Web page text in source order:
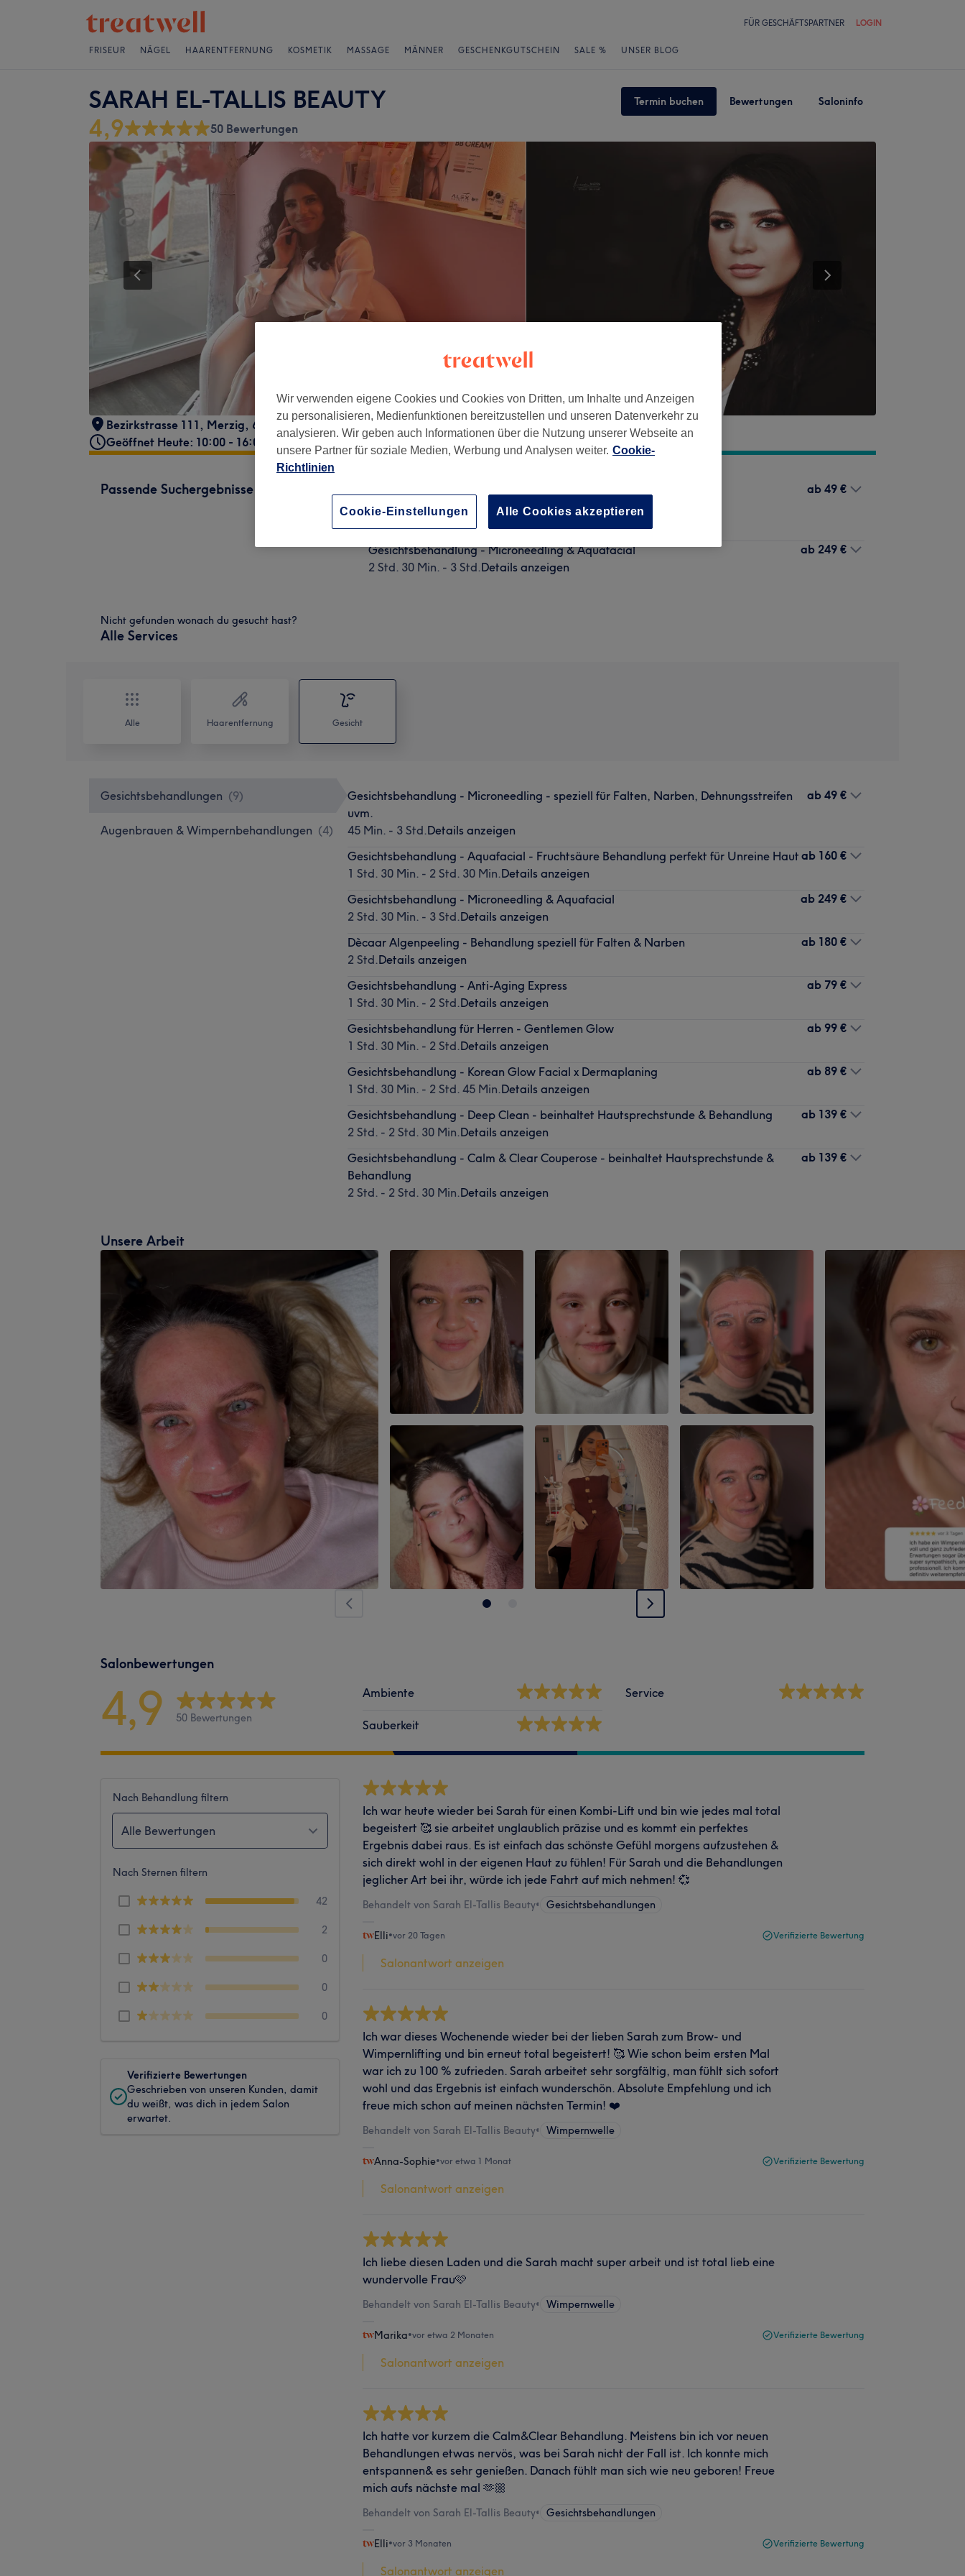
FÜR GESCHÄFTSPARTNER LOGIN
FRISEUR NÄGEL HAARENTFERNUNG KOSMETIK MASSAGE MÄNNER GESCHENKGUTSCHEIN SALE % UNSER BLOG
SARAH EL-TALLIS BEAUTY Termin buchen Bewertungen Saloninfo
4,9 50 Bewertungen
Bezirkstrasse 111 , Merzig, 66663
Geöffnet Heute: 10:00 - 16:00
Passende Suchergebnisse
Dehnungsstreifen uvm.
ab 49 €
Gesichtsbehandlung - Microneedling & Aquafacial
2 Std. 30 Min. - 3 Std.Details anzeigen
ab 249 €
Nicht gefunden wonach du gesucht hast?
Alle Services
Alle Haarentfernung Gesicht
Gesichtsbehandlungen (9)
Augenbrauen & Wimpernbehandlungen (4)
Gesichtsbehandlung - Microneedling - speziell für Falten, Narben, Dehnungsstreifen
uvm.
45 Min. - 3 Std.Details anzeigen
ab 49 €
Gesichtsbehandlung - Aquafacial - Fruchtsäure Behandlung perfekt für Unreine Haut
1 Std. 30 Min. - 2 Std. 30 Min.Details anzeigen
ab 160 €
Gesichtsbehandlung - Microneedling & Aquafacial
2 Std. 30 Min. - 3 Std.Details anzeigen
ab 249 €
Dècaar Algenpeeling - Behandlung speziell für Falten & Narben
2 Std.Details anzeigen
ab 180 €
Gesichtsbehandlung - Anti-Aging Express
1 Std. 30 Min. - 2 Std.Details anzeigen
ab 79 €
Gesichtsbehandlung für Herren - Gentlemen Glow
1 Std. 30 Min. - 2 Std.Details anzeigen
ab 99 €
Gesichtsbehandlung - Korean Glow Facial x Dermaplaning
1 Std. 30 Min. - 2 Std. 45 Min.Details anzeigen
ab 89 €
Gesichtsbehandlung - Deep Clean - beinhaltet Hautsprechstunde & Behandlung
2 Std. - 2 Std. 30 Min.Details anzeigen
ab 139 €
Gesichtsbehandlung - Calm & Clear Couperose - beinhaltet Hautsprechstunde &
Behandlung
2 Std. - 2 Std. 30 Min.Details anzeigen
ab 139 €
Unsere Arbeit
Salonbewertungen
4,9 50 Bewertungen
Ambiente
Sauberkeit
Service
Nach Behandlung filtern
Alle Bewertungen
Nach Sternen filtern
42
2
0
0
0
Verifizierte Bewertungen
Geschrieben von unseren Kunden, damit
du weißt, was dich in jedem Salon
erwartet.
Ich war heute wieder bei Sarah für einen Kombi-Lift und bin wie jedes mal total
begeistert 🥰 sie arbeitet unglaublich präzise und es kommt ein perfektes
Ergebnis dabei raus. Es ist einfach das schönste Gefühl morgens aufzustehen &
sich direkt wohl in der eigenen Haut zu fühlen! Für Sarah und die Behandlungen
jeglicher Art bei ihr, würde ich jede Fahrt auf mich nehmen! 💞
Behandelt von Sarah El-Tallis Beauty• Gesichtsbehandlungen
Elli•vor 20 Tagen Verifizierte Bewertung
Salonantwort anzeigen
Ich war dieses Wochenende wieder bei der lieben Sarah zum Brow- und
Wimpernlifting und bin erneut total begeistert! 🥰 Wie schon beim ersten Mal
war ich zu 100 % zufrieden. Sarah arbeitet sehr sorgfältig, man fühlt sich sofort
wohl und das Ergebnis ist einfach wunderschön. Absolute Empfehlung und ich
freue mich schon auf meinen nächsten Termin! ❤️
Behandelt von Sarah El-Tallis Beauty• Wimpernwelle
Anna-Sophie•vor etwa 1 Monat Verifizierte Bewertung
Salonantwort anzeigen
Ich liebe diesen Laden und die Sarah macht super arbeit und ist total lieb eine
wundervolle Frau🩷
Behandelt von Sarah El-Tallis Beauty• Wimpernwelle
Marika•vor etwa 2 Monaten Verifizierte Bewertung
Salonantwort anzeigen
Ich hatte vor kurzem die Calm&Clear Behandlung. Meistens bin ich vor neuen
Behandlungen etwas nervös, was bei Sarah nicht der Fall ist. Ich konnte mich
entspannen& es sehr genießen. Danach fühlt man sich wie neu geboren! Freue
mich aufs nächste mal 🫶🏼
Behandelt von Sarah El-Tallis Beauty• Gesichtsbehandlungen
Elli•vor 3 Monaten Verifizierte Bewertung
Salonantwort anzeigen
Wir verwenden eigene Cookies und Cookies von Dritten, um Inhalte und Anzeigen
zu personalisieren, Medienfunktionen bereitzustellen und unseren Datenverkehr zu
analysieren. Wir geben auch Informationen über die Nutzung unserer Webseite an
unsere Partner für soziale Medien, Werbung und Analysen weiter. Cookie-
Richtlinien
Cookie-Einstellungen Alle Cookies akzeptieren